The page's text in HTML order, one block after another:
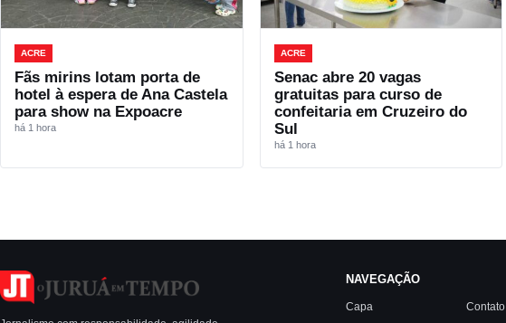
ACRE
Fãs mirins lotam porta de
hotel à espera de Ana Castela
para show na Expoacre
há 1 hora
ACRE
Senac abre 20 vagas
gratuitas para curso de
confeitaria em Cruzeiro do
Sul
há 1 hora
NAVEGAÇÃO
Capa
Contato